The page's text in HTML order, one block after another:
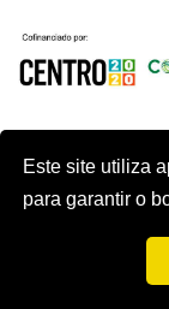
Este site utiliza
para garantir o